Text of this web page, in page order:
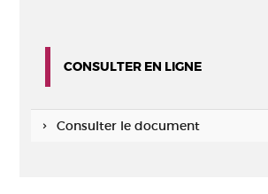
CONSULTER EN LIGNE
Consulter le document